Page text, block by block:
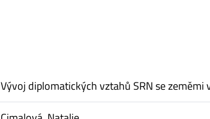
Vývoj diplomatických vztahů SRN se zeměmi